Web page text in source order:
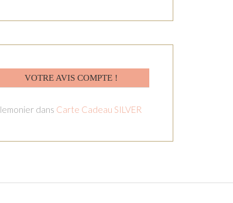
VOTRE AVIS COMPTE !
lemonier dans Carte Cadeau SILVER